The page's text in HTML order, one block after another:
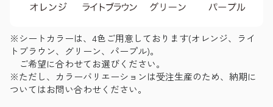
※シートカラーは、4色ご用意しております(オレンジ、ライ
トブラウン、グリーン、パープル)。
ご希望に合わせてお選びください。
※ただし、カラーバリエーションは受注生産のため、納期に
ついてはお問い合わせください。